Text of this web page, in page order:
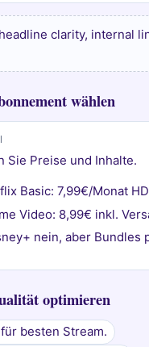
headline clarity, internal
wählen
Sie Preise und Inhalte.
Basic: 7,99€/Monat HD
Video: 8,99€ inkl.
nein, aber Bundles
optimieren
besten Stream.